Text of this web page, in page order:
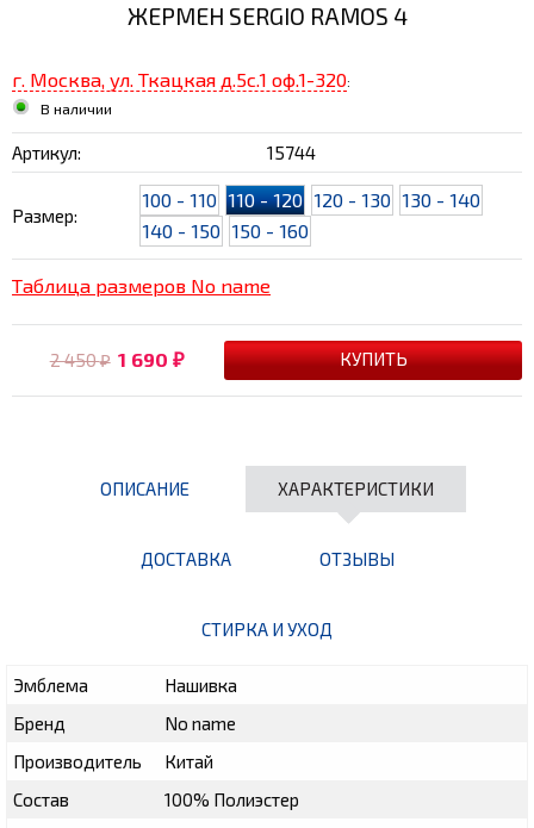
ЖЕРМЕН SERGIO RAMOS 4
г. Москва, ул. Ткацкая д.5с.1 оф.1-320:
В наличии
Артикул: 15744
Размер:
100 - 110 110 - 120 120 - 130 130 - 140
140 - 150 150 - 160
Таблица размеров No name
2 450₽ 1 690 ₽
ОПИСАНИЕ ХАРАКТЕРИСТИКИ
ДОСТАВКА ОТЗЫВЫ
СТИРКА И УХОД
Эмблема
Нашивка
Бренд
No name
Производитель
Китай
Состав
100% Полиэстер